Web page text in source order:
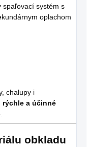
spaľovací systém s
oplachom
chalupy i
rýchle a účinné
.
obkladu